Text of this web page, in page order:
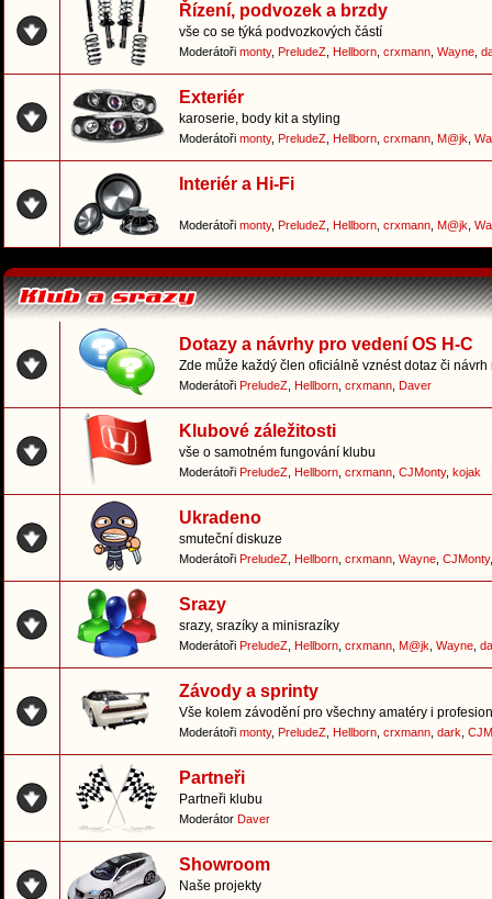
Řízení, podvozek a brzdy
vše co se týká podvozkových částí
Moderátoři monty, PreludeZ Hellborn crxmann Wayne
Exteriér
karoserie, body kit a styling
Moderátoři monty, PreludeZ Hellborn crxmann M@jk
Interiér a Hi-Fi
Moderátoři monty, PreludeZ Hellborn crxmann M@jk
Dotazy a návrhy pro vedení OS H-C
Zde může každý člen oficiálně vznést dotaz či
Moderátoři PreludeZ Hellborn crxmann Daver
Klubové záležitosti
vše o samotném fungování klubu
Moderátoři PreludeZ Hellborn crxmann CJMonty, kojak
Ukradeno
smuteční diskuze
Moderátoři PreludeZ Hellborn crxmann Wayne CJMonty
Srazy
srazy, srazíky a minisrazíky
Moderátoři PreludeZ Hellborn crxmann M@jk Wayne
Závody a sprinty
Vše kolem závodění pro všechny amatéry i
Moderátoři monty, PreludeZ Hellborn crxmann dark
Partneři
Partneři klubu
Moderátor Daver
Showroom
Naše projekty